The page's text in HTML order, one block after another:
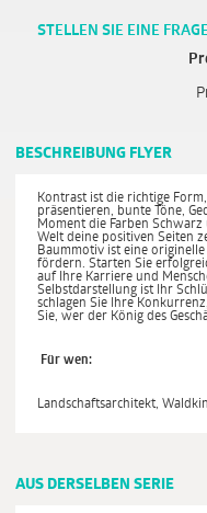
STELLEN SIE EINE
BESCHREIBUNG FLYER
Kontrast ist die richtige
präsentieren, bunte Töne,
Moment die Farben
Welt deine positiven Seiten
Baummotiv ist eine
fördern. Starten Sie
auf Ihre Karriere und
Selbstdarstellung ist Ihr
schlagen Sie Ihre
Sie, wer der König des
Für wen:
Landschaftsarchitekt,
AUS DERSELBEN SERIE